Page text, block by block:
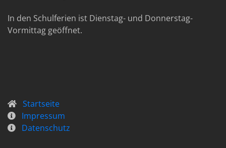
In den Schulferien ist Dienstag- und Donnerstag-
Vormittag geöffnet.
Startseite
Impressum
Datenschutz